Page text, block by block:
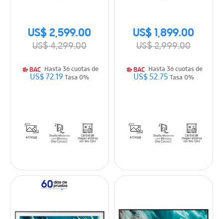
US$ 2,599.00
US$ 4,299.00
Hasta 36 cuotas de
US$ 72.19Tasa 0%
US$ 1,899.00
US$ 2,999.00
Hasta 36 cuotas de
US$ 52.75Tasa 0%